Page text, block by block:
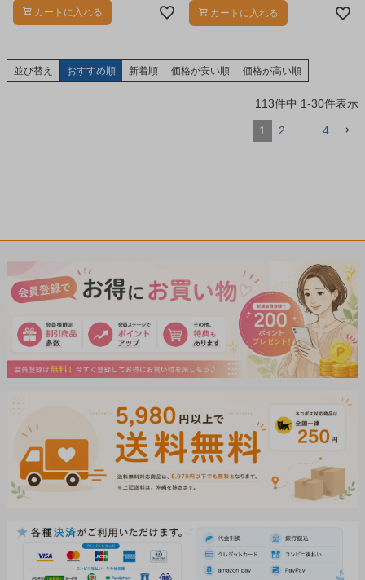
カートに入れる
す。
カートに入れる
並び替え おすすめ順 新着順 価格が安い順 価格が高い順
113件中 1-30件表示
1 2 … 4